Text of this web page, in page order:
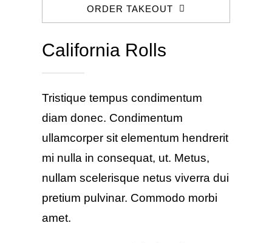
ORDER TAKEOUT
California Rolls
Tristique tempus condimentum
diam donec. Condimentum
ullamcorper sit elementum hendrerit
mi nulla in consequat, ut. Metus,
nullam scelerisque netus viverra dui
pretium pulvinar. Commodo morbi
amet.